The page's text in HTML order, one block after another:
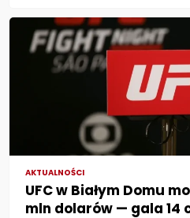
AKTUALNOŚCI
UFC w Białym Domu
mln dolarów — gala 14